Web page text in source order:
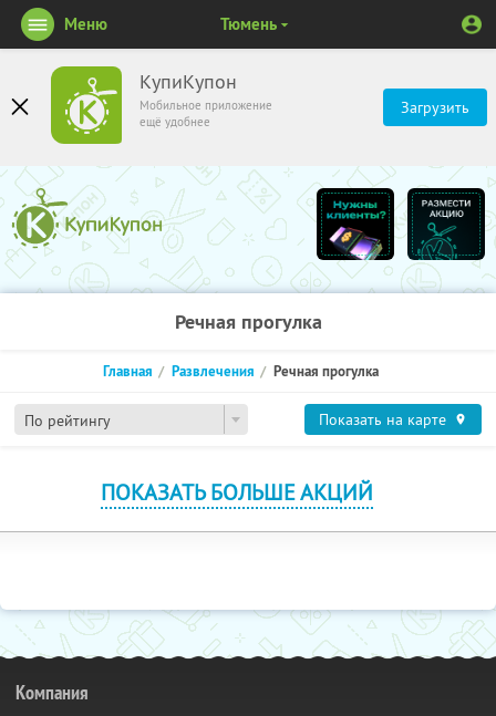
КупиКупон
Мобильное приложение
ещё удобнее
Загрузить
Меню Тюмень
Речная прогулка
По рейтингу
Главная Развлечения Речная прогулка
Показать на карте
ПОКАЗАТЬ БОЛЬШЕ АКЦИЙ
Компания